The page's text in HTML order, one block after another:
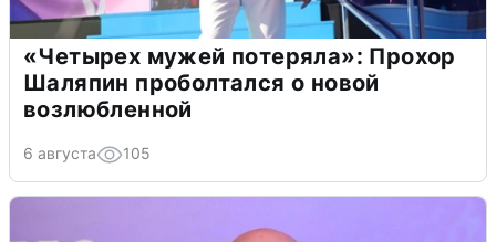
«Четырех мужей потеряла»: Прохор
Шаляпин проболтался о новой
возлюбленной
6 августа 105